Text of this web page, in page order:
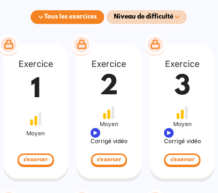
Tous les exercices Niveau de difficulté
Exercice
1
Moyen
s'exercer
Exercice
2
Moyen
Corrigé vidéo
s'exercer
Exercice
3
Moyen
Corrigé vidéo
s'exercer